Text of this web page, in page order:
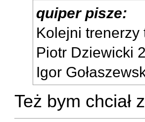
quiper pisze:
Kolejni trenerzy
Piotr Dziewicki
Igor
Też bym chciał